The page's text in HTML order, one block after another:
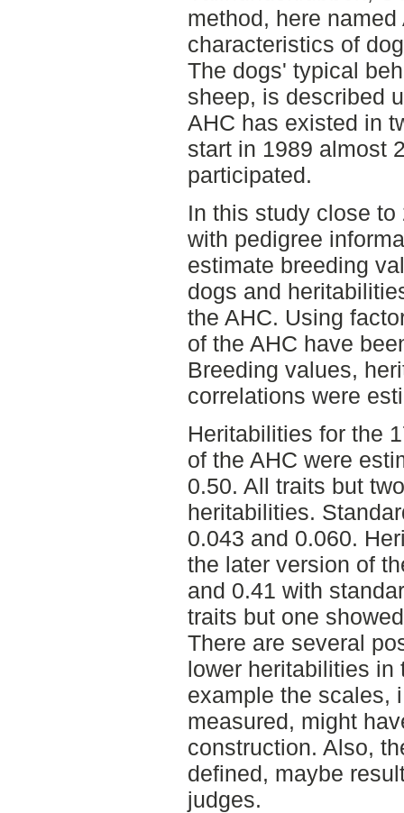
method, here
characteristics of
The dogs' typical
sheep, is described
AHC has existed in
start in 1989 almost
participated.
In this study close
with pedigree
estimate breeding
dogs and
the AHC. Using
of the AHC have
Breeding values,
correlations were
Heritabilities for the
of the AHC were
0.50. All traits but
heritabilities.
0.043 and 0.060.
the later version of
and 0.41 with
traits but one
There are several
lower heritabilities in
example the scales,
measured, might
construction. Also,
defined, maybe
judges.